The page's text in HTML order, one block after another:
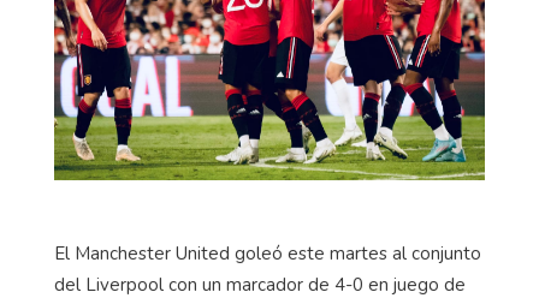
El Manchester United goleó este martes al conjunto
del Liverpool con un marcador de 4-0 en juego de